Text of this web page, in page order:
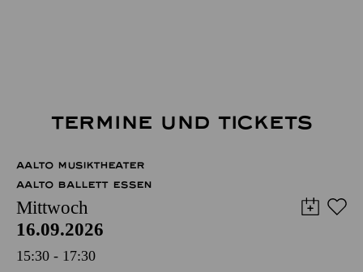
TERMINE UND TICKETS
AALTO MUSIKTHEATER
AALTO BALLETT ESSEN
Mittwoch
16.09.2026
15:30 - 17:30